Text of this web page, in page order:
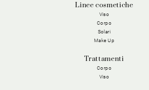
Linee cosmetiche
Viso
Corpo
Solari
Make Up
Trattamenti
Corpo
Viso